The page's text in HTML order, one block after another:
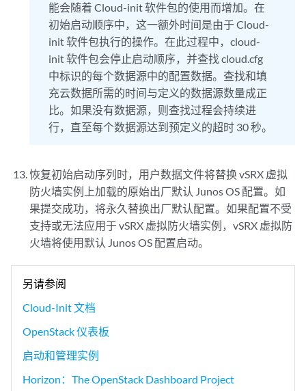
能会随着 Cloud-init 软件包的使用而增加。在
初始启动顺序中，这一额外时间是由于 Cloud-
init 软件包执行的操作。在此过程中，cloud-
init 软件包会停止启动顺序，并查找 cloud.cfg
中标识的每个数据源中的配置数据。查找和填
充云数据所需的时间与定义的数据源数量成正
比。如果没有数据源，则查找过程会持续进
行，直至每个数据源达到预定义的超时 30 秒。
恢复初始启动序列时，用户数据文件将替换 vSRX 虚拟
防火墙实例上加载的原始出厂默认 Junos OS 配置。如
果提交成功，将永久替换出厂默认配置。如果配置不受
支持或无法应用于 vSRX 虚拟防火墙实例，vSRX 虚拟防
火墙将使用默认 Junos OS 配置启动。
另请参阅
Cloud-Init 文档
OpenStack 仪表板
启动和管理实例
Horizon：The OpenStack Dashboard Project